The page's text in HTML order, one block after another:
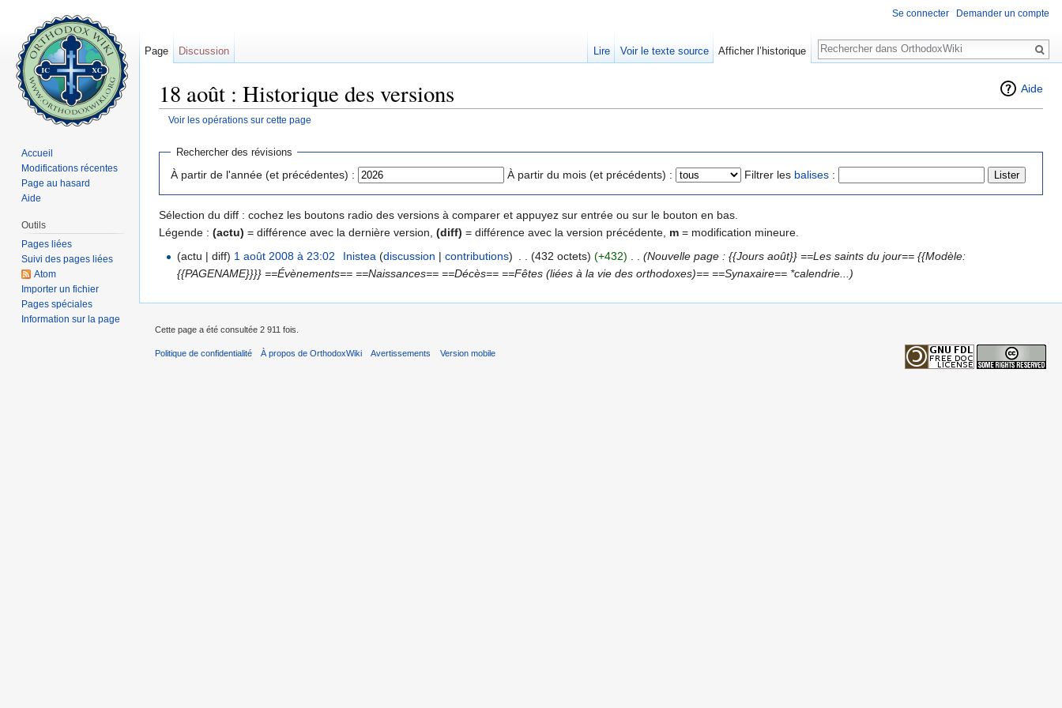
Aide
18 août : Historique des versions
Voir les opérations sur cette page
Rechercher des révisions
À partir de l'année (et précédentes) : À partir du mois (et précédents) : Filtrer les balises :
Sélection du diff : cochez les boutons radio des versions à comparer et appuyez sur entrée ou sur le bouton en bas.
Légende : (actu) = différence avec la dernière version, (diff) = différence avec la version précédente, m = modification mineure.
(actu | diff) 1 août 2008 à 23:02 Inistea (discussion | contributions) (432 octets) (+432)
(Nouvelle page : {{Jours août}} ==Les saints du jour== {{Modèle:
{{PAGENAME}}}} ==Évènements== ==Naissances== ==Décès== ==Fêtes (liées à la vie des orthodoxes)== ==Synaxaire== *calendrie...)
Se connecter Demander un compte
Page Discussion Lire Voir le texte source Afficher l’historique
Rechercher
Accueil
Modifications récentes
Page au hasard
Aide
Outils
Pages liées
Suivi des pages liées
Atom
Importer un fichier
Pages spéciales
Information sur la page
Cette page a été consultée 2 911 fois.
Politique de confidentialité À propos de OrthodoxWiki Avertissements Version mobile